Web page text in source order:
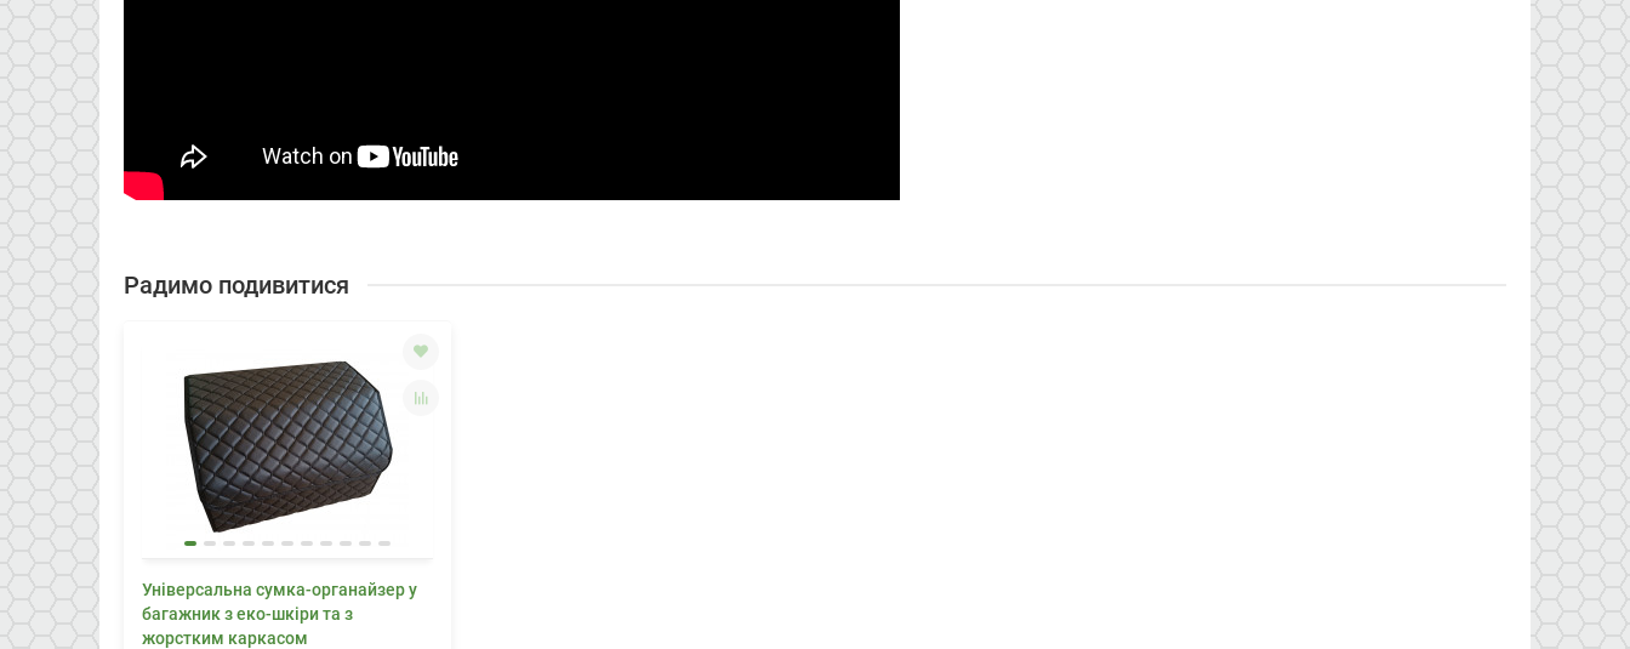
Радимо подивитися
Універсальна сумка-органайзер у
багажник з еко-шкіри та з
жорстким каркасом